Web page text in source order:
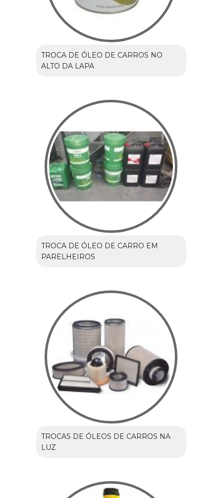
TROCA DE ÓLEO DE CARROS NO
ALTO DA LAPA
TROCA DE ÓLEO DE CARRO EM
PARELHEIROS
TROCAS DE ÓLEOS DE CARROS NA
LUZ